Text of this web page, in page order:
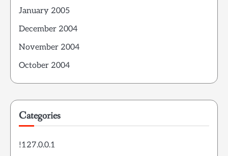
January 2005
December 2004
November 2004
October 2004
Categories
!127.0.0.1